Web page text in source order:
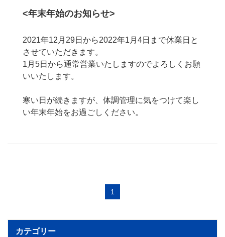
カテゴリー
<年末年始のお知らせ>
2021年12月29日から2022年1月4日まで休業日と
させていただきます。
1月5日から通常営業いたしますのでよろしくお願
いいたします。
寒い日が続きますが、体調管理に気をつけて楽し
い年末年始をお過ごしください。
1